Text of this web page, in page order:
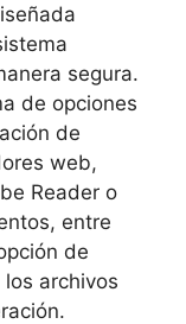
segura.
de‍ opciones
de
web,
‌Reader o
entre
​de‍
archivos